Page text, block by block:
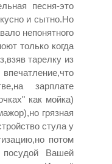
песня-это
и сытно.Но
непонятного
только когда
тарелку из
зарплате
как мойка)
грязная
стула у
потом
Вашей